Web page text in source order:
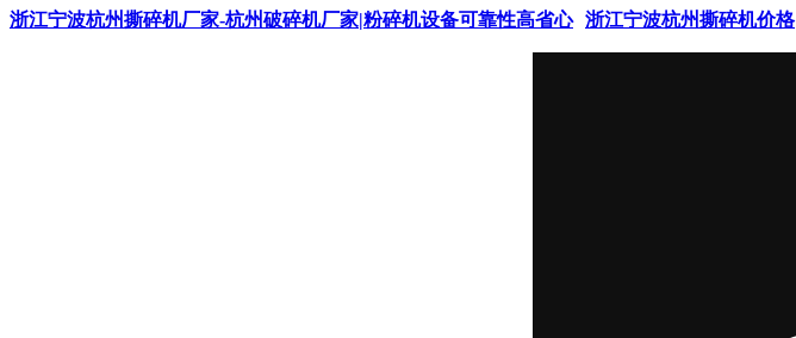
浙江宁波杭州撕碎机厂家-杭州破碎机厂家|粉碎机设备可靠性高省心 浙江宁波杭州撕碎机价格